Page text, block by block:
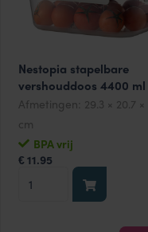
Nestopia stapelbare
vershouddoos 4400 ml
Afmetingen: 29.3 × 20.7 × 11
cm
BPA vrij
€ 11.95
stapelbare